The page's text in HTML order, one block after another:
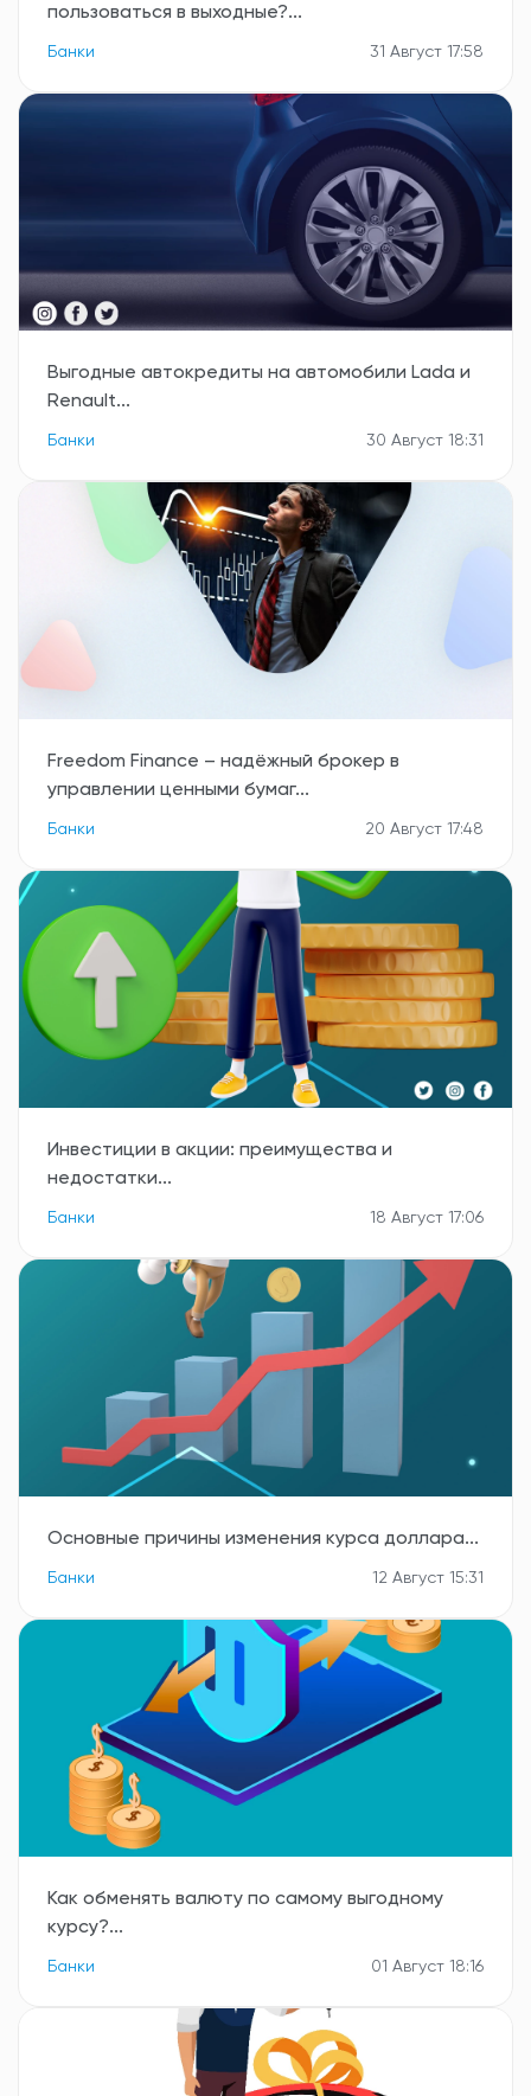
пользоваться в выходные?...
Банки 31 Август 17:58
Выгодные автокредиты на автомобили Lada и
Renault...
Банки 30 Август 18:31
Freedom Finance – надёжный брокер в
управлении ценными бумаг...
Банки 20 Август 17:48
Инвестиции в акции: преимущества и
недостатки...
Банки 18 Август 17:06
Основные причины изменения курса доллара...
Банки 12 Август 15:31
Как обменять валюту по самому выгодному
курсу?...
Банки 01 Август 18:16